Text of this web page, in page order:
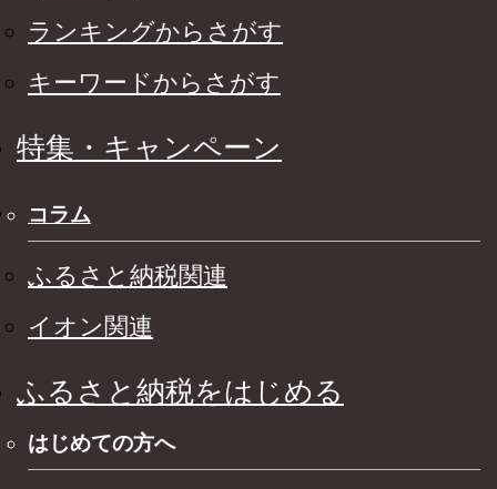
ランキングからさがす
キーワードからさがす
特集・キャンペーン
コラム
ふるさと納税関連
イオン関連
ふるさと納税をはじめる
はじめての方へ